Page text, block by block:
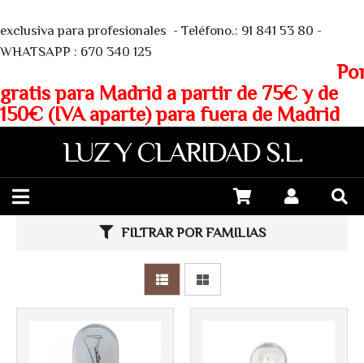
exclusiva para profesionales - Teléfono.: 91 841 53 80 -
WHATSAPP : 670 340 125
gratis para Madrid a partir de 75€ y de
150€ (IVA aparte) para fuera de Madrid
LUZ Y CLARIDAD S.L.
FILTRAR POR FAMILIAS
Más info
Más info